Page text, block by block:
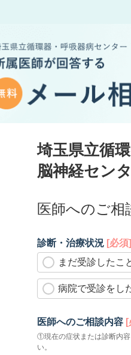
埼玉県立循
脳神経セン
医師へのご
診断・治療状況 [必須]
まだ受診したこ
病院で受診をし
医師へのご相談内容
①現在の症状または診断内
い。